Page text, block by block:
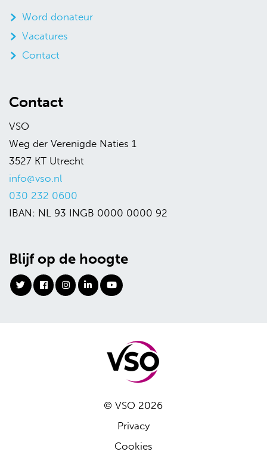
Word donateur
Vacatures
Contact
Contact
VSO
Weg der Verenigde Naties 1
3527 KT Utrecht
info@vso.nl
030 232 0600
IBAN: NL 93 INGB 0000 0000 92
Blijf op de hoogte
© VSO 2026
Privacy
Cookies